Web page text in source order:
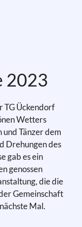
2023
TG Ückendorf
Wetters
Tänzer dem
Drehungen des
gab es ein
genossen
die die
Gemeinschaft
Mal.